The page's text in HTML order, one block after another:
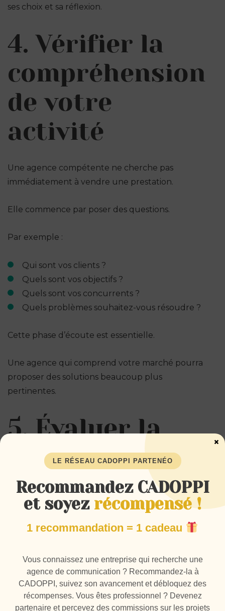
ses choix et sa réflexion.
4. Vérifier la
compréhension
de votre
activité
Une agence compétente ne cherche pas
immédiatement à vendre une prestation.
Elle commence par poser des questions.
Par exemple :
Qui sont vos clients ?
Quels sont vos objectifs ?
Quels sont vos concurrents ?
Quels problèmes souhaitez-vous résoudre ?
Cette phase d’écoute est essentielle.
Une agence qui comprend votre marché pourra
proposer des solutions beaucoup plus
pertinentes.
5. Évaluer la
méthodologie
de travail
Chaque agence possède son propre processus.
Comment se déroule un projet ?
Quelles sont les étapes ?
Qui intervient ?
LE RÉSEAU CADOPPI PARTENÉO
Recommandez CADOPPI
et soyez récompensé !
1 recommandation = 1 cadeau
Vous connaissez une entreprise qui recherche une
agence de communication ? Recommandez-la à
CADOPPI, suivez son avancement et débloquez des
récompenses. Vous êtes professionnel ? Devenez
partenaire et percevez des commissions sur les projets
×